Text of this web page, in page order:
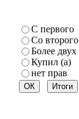
С первого
Со второго
Более двух
Купил (а)
нет прав